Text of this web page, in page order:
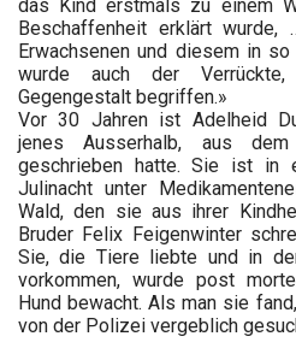
das Kind erstmals zu einem
Beschaffenheit erklärt wurde,
Erwachsenen und diesem in
wurde auch der
Gegengestalt begriffen.»
Vor 30 Jahren ist Adelheid
jenes Ausserhalb, aus
geschrieben hatte. Sie ist in
Julinacht unter
Wald, den sie aus ihrer
Bruder Felix Feigenwinter
Sie, die Tiere liebte und in
vorkommen, wurde post
Hund bewacht. Als man sie
von der Polizei vergeblich